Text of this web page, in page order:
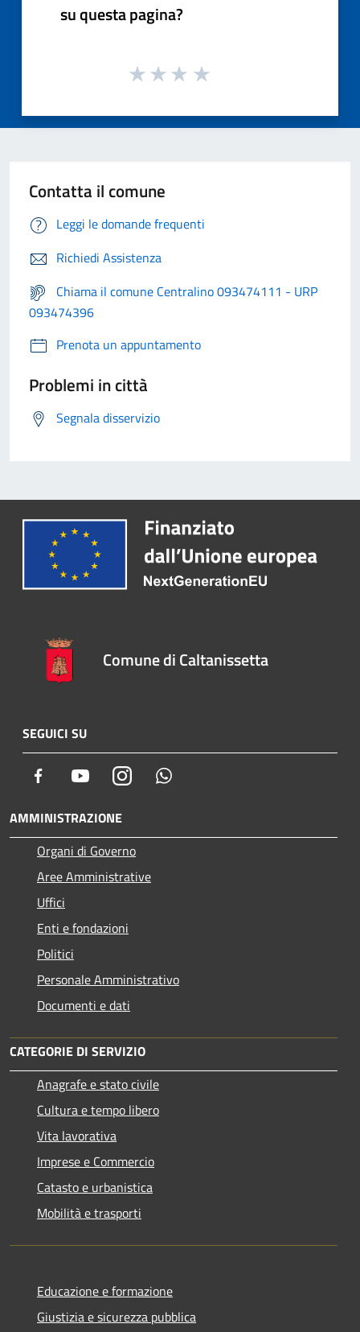
su questa pagina?
Contatta il comune
Leggi le domande frequenti
Richiedi Assistenza
Chiama il comune Centralino 093474111 - URP
093474396
Prenota un appuntamento
Problemi in città
Segnala disservizio
Comune di Caltanissetta
SEGUICI SU
Facebook YoutubeInstagram
AMMINISTRAZIONE
Organi di Governo
Aree Amministrative
Uffici
Enti e fondazioni
Politici
Personale Amministrativo
Documenti e dati
CATEGORIE DI SERVIZIO
Anagrafe e stato civile
Cultura e tempo libero
Vita lavorativa
Imprese e Commercio
Catasto e urbanistica
Mobilità e trasporti
Educazione e formazione
Giustizia e sicurezza pubblica